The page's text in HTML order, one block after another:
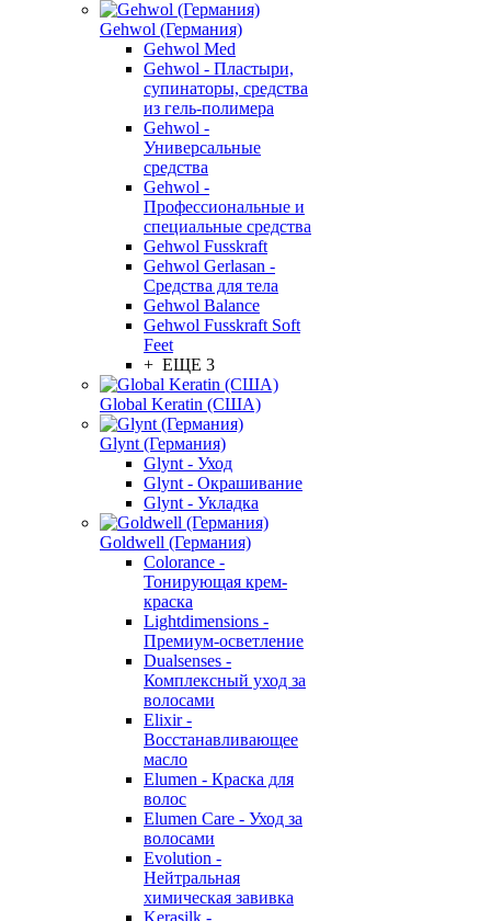
Gehwol (Германия)
Gehwol Med
Gehwol - Пластыри,
супинаторы, средства
из гель-полимера
Gehwol -
Универсальные
средства
Gehwol -
Профессиональные и
специальные средства
Gehwol Fusskraft
Gehwol Gerlasan -
Средства для тела
Gehwol Balance
Gehwol Fusskraft Soft
Feet
+ ЕЩЕ 3
Global Keratin (США)
Glynt (Германия)
Glynt - Уход
Glynt - Окрашивание
Glynt - Укладка
Goldwell (Германия)
Colorance -
Тонирующая крем-
краска
Lightdimensions -
Премиум-осветление
Dualsenses -
Комплексный уход за
волосами
Elixir -
Восстанавливающее
масло
Elumen - Краска для
волос
Elumen Care - Уход за
волосами
Evolution -
Нейтральная
химическая завивка
Kerasilk -